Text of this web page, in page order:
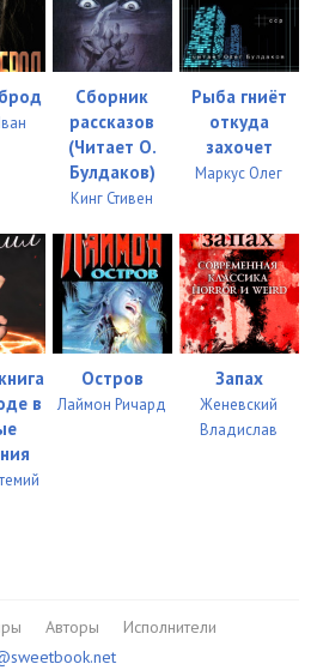
Сборник
рассказов
(Читает О.
Булдаков)
Кинг Стивен
Рыба гниёт
откуда
захочет
Маркус Олег
в
Остров
Лаймон Ричард
Запах
Женевский
Владислав
Авторы
Исполнители